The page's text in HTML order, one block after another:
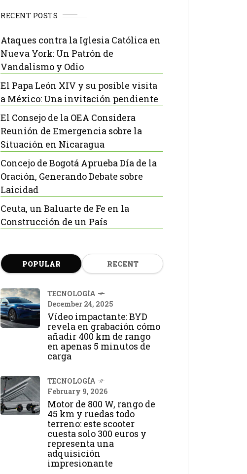
RECENT POSTS
Ataques contra la Iglesia Católica en
Nueva York: Un Patrón de
Vandalismo y Odio
El Papa León XIV y su posible visita
a México: Una invitación pendiente
El Consejo de la OEA Considera
Reunión de Emergencia sobre la
Situación en Nicaragua
Concejo de Bogotá Aprueba Día de la
Oración, Generando Debate sobre
Laicidad
Ceuta, un Baluarte de Fe en la
Construcción de un País
POPULAR RECENT
TECNOLOGÍA
December 24, 2025
Vídeo impactante: BYD
revela en grabación cómo
añadir 400 km de rango
en apenas 5 minutos de
carga
TECNOLOGÍA
February 9, 2026
Motor de 800 W, rango de
45 km y ruedas todo
terreno: este scooter
cuesta solo 300 euros y
representa una
adquisición
impresionante